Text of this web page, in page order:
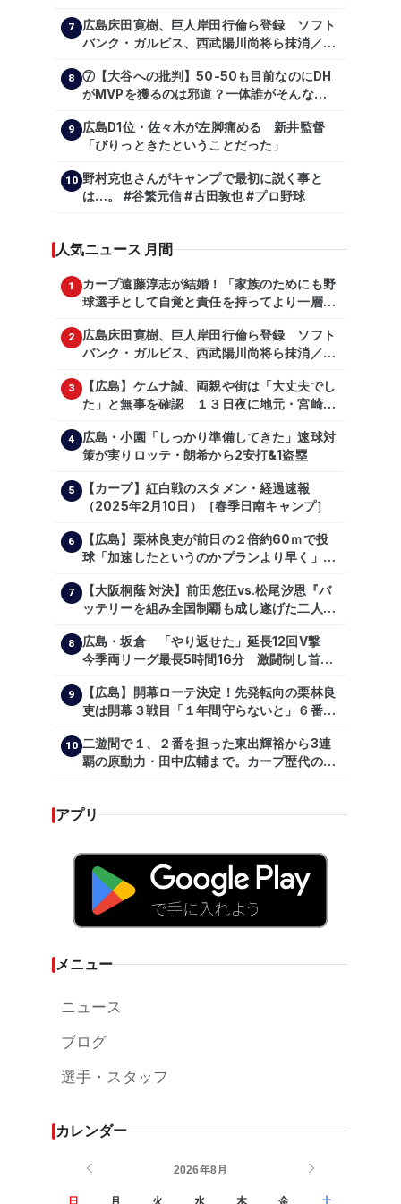
山礼都 #泉口友汰 #石井琢朗 #shorts
7
広島床田寛樹、巨人岸田行倫ら登録 ソフト
バンク・ガルビス、西武陽川尚将ら抹消／２
8
⑦【大谷への批判】50-50も目前なのにDH
がMVPを獲るのは邪道？一体誰がそんな事
【shoheiohtani】【池田親興】【高橋慶
彦】【広島東洋カープ】【プロ野球】
9
広島D1位・佐々木が左脚痛める 新井監督
「ぴりっときたということだった」
10 野村克也さんがキャンプで最初に説く事と
は…。 #谷繁元信 #古田敦也 #プロ野球
人気ニュース 月間
1
カープ遠藤淳志が結婚！「家族のためにも野
球選手として自覚と責任を持ってより一層頑
2
広島床田寛樹、巨人岸田行倫ら登録 ソフト
バンク・ガルビス、西武陽川尚将ら抹消／２
3
【広島】ケムナ誠、両親や街は「大丈夫でし
た」と無事を確認 １３日夜に地元・宮崎県
4
広島・小園「しっかり準備してきた」速球対
策が実りロッテ・朗希から2安打&1盗塁
5
【カープ】紅白戦のスタメン・経過速報
（2025年2月10日）［春季日南キャンプ］
6
【広島】栗林良吏が前日の２倍約60ｍで投
球「加速したというのかプランより早く」自
7
【大阪桐蔭 対決】前田悠伍vs.松尾汐恩『バ
ッテリーを組み全国制覇も成し遂げた二人
8
広島・坂倉 「やり返せた」延長12回V撃
今季両リーグ最長5時間16分 激闘制し首位
9
【広島】開幕ローテ決定！先発転向の栗林良
吏は開幕３戦目「１年間守らないと」６番手
10 二遊間で１、２番を担った東出輝裕から3連
覇の原動力・田中広輔まで。カープ歴代のシ
アプリ
メニュー
ニュース
ブログ
選手・スタッフ
カレンダー
2026年8月